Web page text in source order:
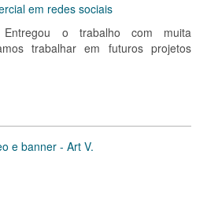
em redes sociais
Entregou o trabalho com muita
trabalhar em futuros projetos
e banner - Art V.